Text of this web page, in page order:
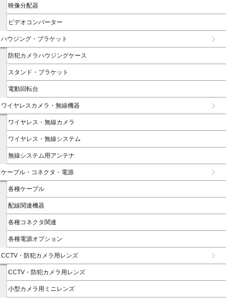
映像分配器
ビデオコンバーター
ハウジング・ブラケット
防犯カメラハウジングケース
スタンド・ブラケット
電動回転台
ワイヤレスカメラ・無線機器
ワイヤレス・無線カメラ
ワイヤレス・無線システム
無線システム用アンテナ
ケーブル・コネクタ・電源
各種ケーブル
配線関連機器
各種コネクタ関連
各種電源オプション
CCTV・防犯カメラ用レンズ
CCTV・防犯カメラ用レンズ
小型カメラ用ミニレンズ